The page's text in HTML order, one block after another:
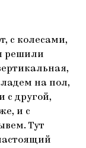
с колесами,
решили
на пол,
с другой,
и с
Тут